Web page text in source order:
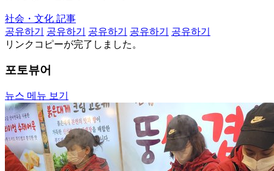
社会・文化 記事
공유하기
공유하기 공유하기 공유하기
공유하기
リンクコピーが完了しました。
포토뷰어
뉴스 메뉴 보기